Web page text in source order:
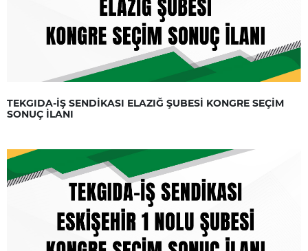
TEKGIDA-İŞ SENDİKASI ELAZIĞ ŞUBESİ KONGRE SEÇİM
SONUÇ İLANI